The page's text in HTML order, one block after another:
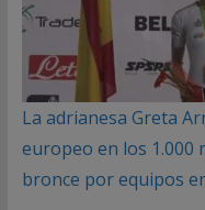
La adrianesa Greta
europeo en los 1.000
bronce por equipos